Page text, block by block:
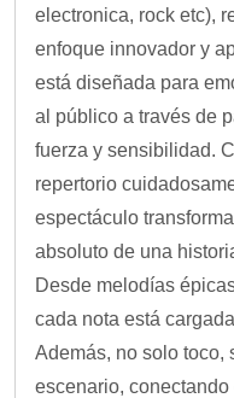
electronica, rock etc),
enfoque innovador y
está diseñada para
al público a través de
fuerza y sensibilidad.
repertorio
espectáculo
absoluto de una
Desde melodías
cada nota está
Además, no solo toco,
escenario,